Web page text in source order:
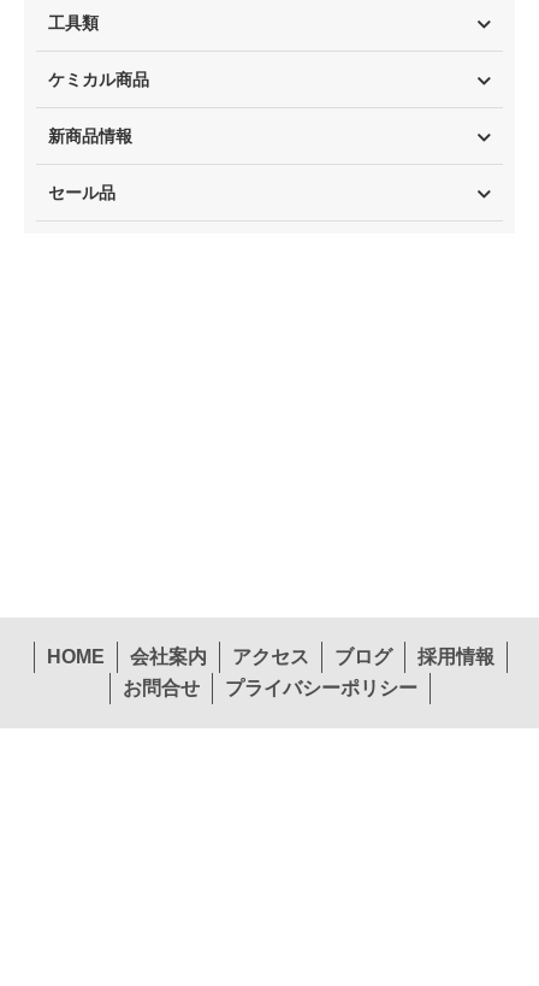
工具類
ケミカル商品
新商品情報
セール品
HOME 会社案内 アクセス ブログ
採用情報
お問合せ
プライバシーポリシー